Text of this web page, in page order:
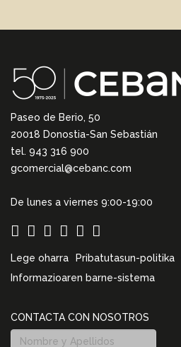
Paseo de Berio, 50
20018 Donostia-San Sebastián
tel. 943 316 900
gcomercial@cebanc.com
De lunes a viernes 9:00-19:00
Lege oharra Pribatutasun-politika
Informazioaren barne-sistema
CONTACTA CON NOSOTROS